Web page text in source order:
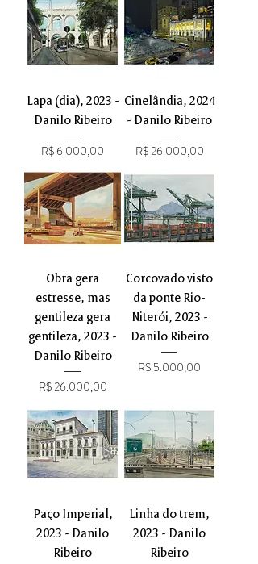
Lapa (dia), 2023 -
Danilo Ribeiro
Preço
R$ 6.000,00
Cinelândia, 2024
- Danilo Ribeiro
Preço
R$ 26.000,00
Obra gera
estresse, mas
gentileza gera
gentileza, 2023 -
Danilo Ribeiro
Preço
R$ 26.000,00
Corcovado visto
da ponte Rio-
Niterói, 2023 -
Danilo Ribeiro
Preço
R$ 5.000,00
Paço Imperial,
2023 - Danilo
Ribeiro
Linha do trem,
2023 - Danilo
Ribeiro